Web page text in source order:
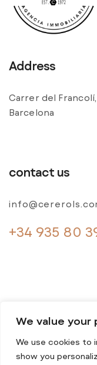
We value your
We use cookies to
show you
Address
Carrer del Francolí,
Barcelona
contact us
+34 935 80
© 2024